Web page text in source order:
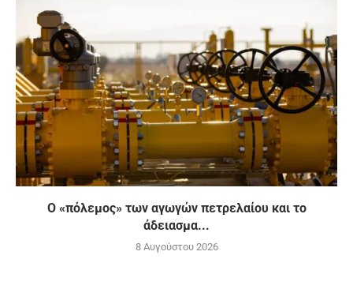
Ο «πόλεμος» των αγωγών πετρελαίου και το
άδειασμα...
8 Αυγούστου 2026